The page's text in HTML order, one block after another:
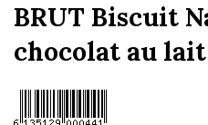
BRUT Biscuit
chocolat au lait